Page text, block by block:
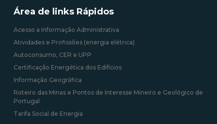
Área de links Rápidos
Acesso a Informação Administrativa
Atividades e Profissões (energia elétrica)
Autoconsumo, CER e UPP
Certificação Energética dos Edifícios
Informação Geográfica
Roteiro das Minas e Pontos de Interesse Mineiro e Geológico de
Portugal
Tarifa Social de Energia